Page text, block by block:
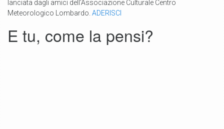
lanciata dagli amici dell’Associazione Culturale Centro
Meteorologico Lombardo. ADERISCI
E tu, come la pensi?